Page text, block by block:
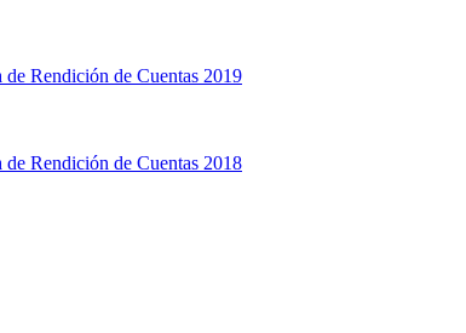
Rendición de Cuentas 2019
Rendición de Cuentas 2018